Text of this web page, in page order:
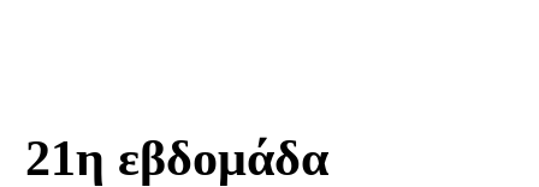
21η εβδομάδα